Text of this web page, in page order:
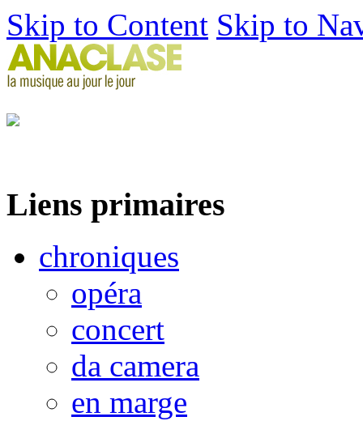
Skip to Content Skip to
Liens primaires
chroniques
opéra
concert
da camera
en marge